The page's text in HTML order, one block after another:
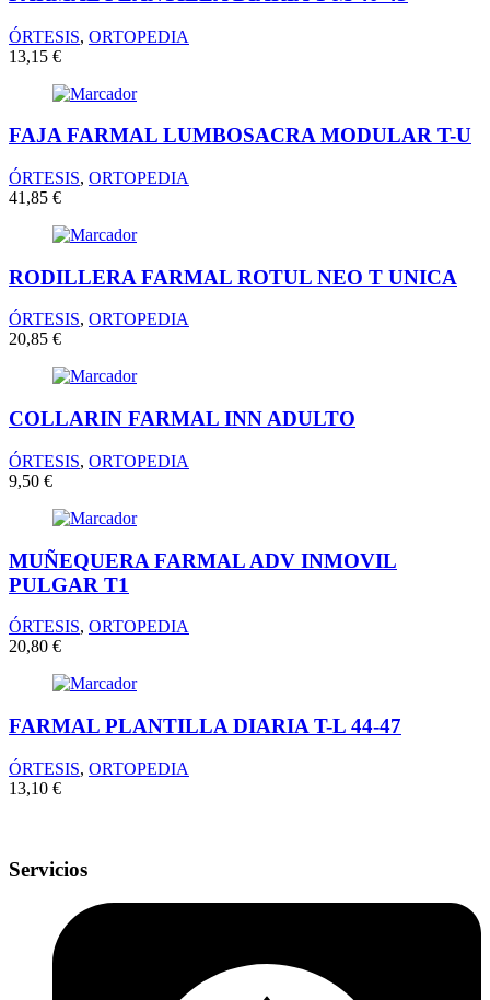
ÓRTESIS, ORTOPEDIA
13,15 €
FAJA FARMAL LUMBOSACRA MODULAR T-U
ÓRTESIS, ORTOPEDIA
41,85 €
RODILLERA FARMAL ROTUL NEO T UNICA
ÓRTESIS, ORTOPEDIA
20,85 €
COLLARIN FARMAL INN ADULTO
ÓRTESIS, ORTOPEDIA
9,50 €
MUÑEQUERA FARMAL ADV INMOVIL
PULGAR T1
ÓRTESIS, ORTOPEDIA
20,80 €
FARMAL PLANTILLA DIARIA T-L 44-47
ÓRTESIS, ORTOPEDIA
13,10 €
Servicios